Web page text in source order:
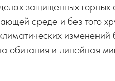
защищенных горных
среде и без того
изменений
обитания и линейная